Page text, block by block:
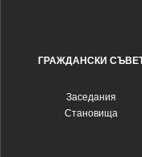
ГРАЖДАНСКИ
Заседания
Становища